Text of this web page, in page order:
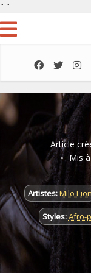
" "
Article
Mis
Artistes:Milo Lion
Styles:Afro-